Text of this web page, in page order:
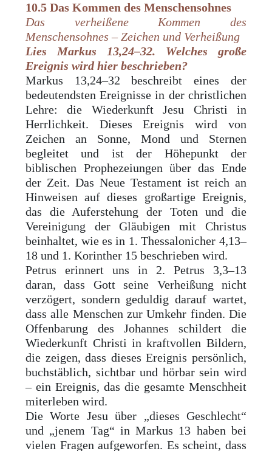
10.5 Das Kommen des Menschensohnes
Das verheißene Kommen des
Menschensohnes – Zeichen und Verheißung
Lies Markus 13,24–32. Welches große
Ereignis wird hier beschrieben?
Markus 13,24–32 beschreibt eines der
bedeutendsten Ereignisse in der christlichen
Lehre: die Wiederkunft Jesu Christi in
Herrlichkeit. Dieses Ereignis wird von
Zeichen an Sonne, Mond und Sternen
begleitet und ist der Höhepunkt der
biblischen Prophezeiungen über das Ende
der Zeit. Das Neue Testament ist reich an
Hinweisen auf dieses großartige Ereignis,
das die Auferstehung der Toten und die
Vereinigung der Gläubigen mit Christus
beinhaltet, wie es in 1. Thessalonicher 4,13–
18 und 1. Korinther 15 beschrieben wird.
Petrus erinnert uns in 2. Petrus 3,3–13
daran, dass Gott seine Verheißung nicht
verzögert, sondern geduldig darauf wartet,
dass alle Menschen zur Umkehr finden. Die
Offenbarung des Johannes schildert die
Wiederkunft Christi in kraftvollen Bildern,
die zeigen, dass dieses Ereignis persönlich,
buchstäblich, sichtbar und hörbar sein wird
– ein Ereignis, das die gesamte Menschheit
miterleben wird.
Die Worte Jesu über „dieses Geschlecht“
und „jenem Tag“ in Markus 13 haben bei
vielen Fragen aufgeworfen. Es scheint, dass